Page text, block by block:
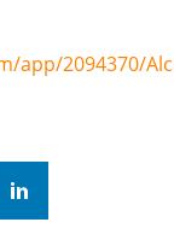
app/2094370/